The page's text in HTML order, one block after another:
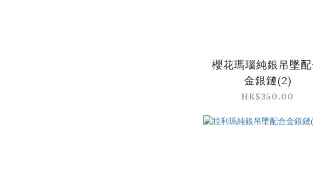
櫻花瑪瑙純銀吊墜
金銀鏈(2)
HK$350.00